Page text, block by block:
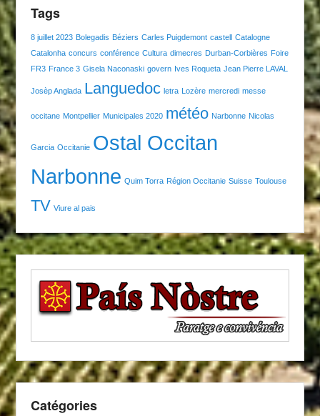
Tags
8 juillet 2023 Bolegadis Béziers Carles Puigdemont castell Catalogne
Catalonha concurs conférence Cultura dimecres Durban-Corbières Foire
FR3 France 3 Gisela Naconaski govern Ives Roqueta Jean Pierre LAVAL
Josèp Anglada Languedoc letra Lozère mercredi messe
occitane Montpellier Municipales 2020 météo Narbonne Nicolas
Garcia Occitanie Ostal Occitan
Narbonne Quim Torra Région Occitanie Suisse Toulouse
TV Viure al pais
Catégories